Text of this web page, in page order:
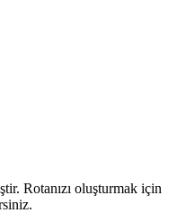
Rotanızı oluşturmak için